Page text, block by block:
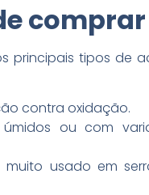
comprar
principais tipos de
contra oxidação.
ou com
usado em